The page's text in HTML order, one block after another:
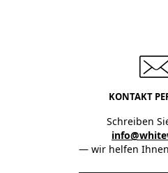
KONTAKT
Schreiben
— wir helfen